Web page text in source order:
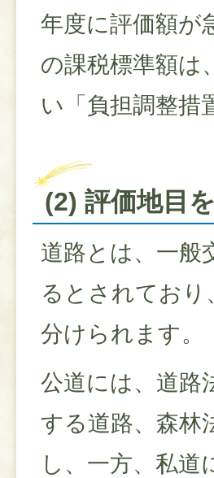
年度に評価額が
の課税標準額は
い「負担調整措
(2) 評価地目
道路とは、一般
るとされており
分けられます。
公道には、道路
する道路、森林
し、一方、私